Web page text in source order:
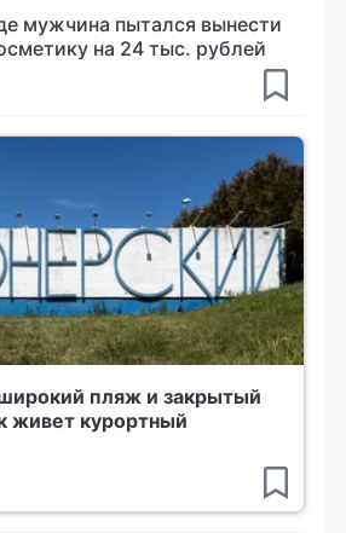
мужчина пытался вынести
на 24 тыс. рублей
пляж и закрытый
живет курортный